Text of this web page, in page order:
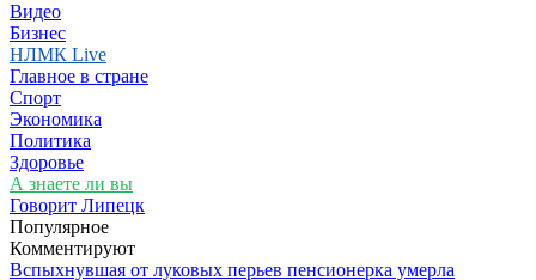
Видео
Бизнес
НЛМК Live
Главное в стране
Спорт
Экономика
Политика
Здоровье
А знаете ли вы
Говорит Липецк
Популярное
Комментируют
Вспыхнувшая от луковых перьев пенсионерка умерла